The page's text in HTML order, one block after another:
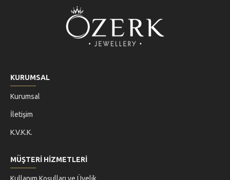
KURUMSAL
Kurumsal
İletişim
K.V.K.K.
MÜŞTERİ HİZMETLERİ